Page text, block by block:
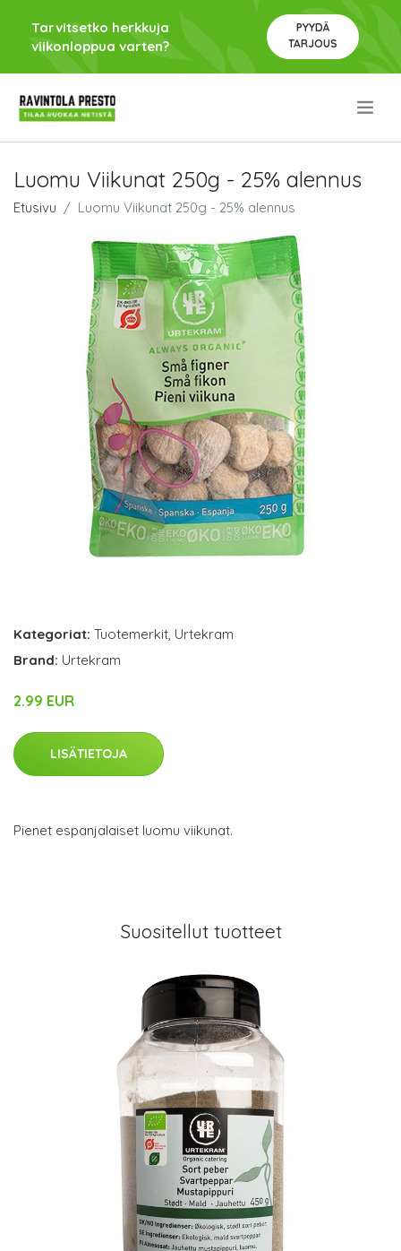
Tarvitsetko herkkuja
viikonloppua varten?
PYYDÄ
TARJOUS
Luomu Viikunat 250g - 25% alennus
Etusivu Luomu Viikunat 250g - 25% alennus
Kategoriat: Tuotemerkit, Urtekram
Brand: Urtekram
2.99 EUR
LISÄTIETOJA
Pienet espanjalaiset luomu viikunat.
Suositellut tuotteet